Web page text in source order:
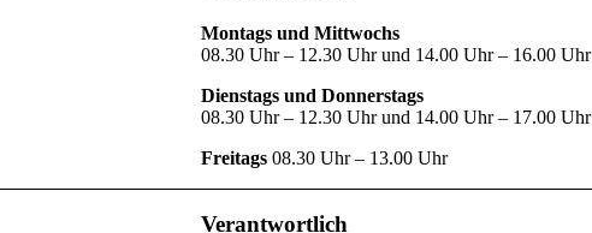
Montags und Mittwochs
08.30 Uhr – 12.30 Uhr und 14.00 Uhr – 16.00 Uhr
Dienstags und Donnerstags
08.30 Uhr – 12.30 Uhr und 14.00 Uhr – 17.00 Uhr
Freitags 08.30 Uhr – 13.00 Uhr
Verantwortlich